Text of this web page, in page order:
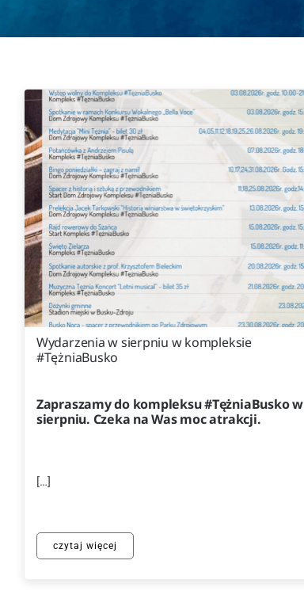
Wydarzenia w sierpniu w kompleksie
#TężniaBusko
Zapraszamy do kompleksu #TężniaBusko w
sierpniu. Czeka na Was moc atrakcji.
[…]
czytaj więcej